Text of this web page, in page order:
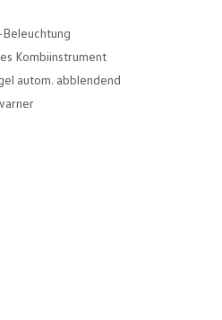
Kombiinstrument
autom. abblendend